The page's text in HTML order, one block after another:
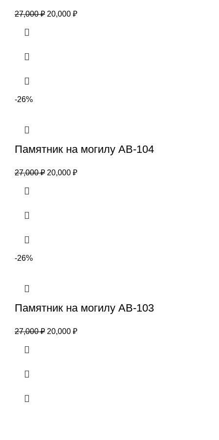
27,000₽ 20,000 ₽
-26%
Памятник на могилу АВ-104
27,000₽ 20,000 ₽
-26%
Памятник на могилу АВ-103
27,000₽ 20,000 ₽